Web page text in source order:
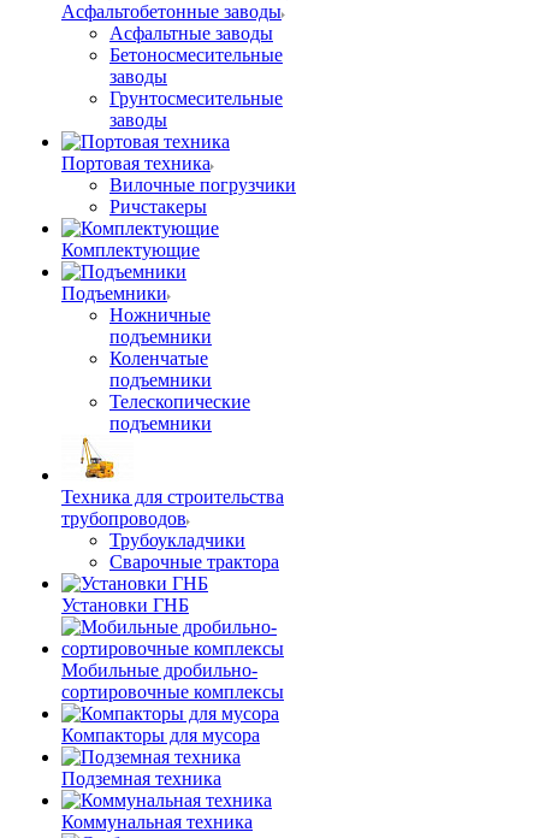
Асфальтобетонные заводы
Асфальтные заводы
Бетоносмесительные
заводы
Грунтосмесительные
заводы
Портовая техника
Вилочные погрузчики
Ричстакеры
Комплектующие
Подъемники
Ножничные
подъемники
Коленчатые
подъемники
Телескопические
подъемники
Техника для строительства
трубопроводов
Трубоукладчики
Сварочные трактора
Установки ГНБ
Мобильные дробильно-
сортировочные комплексы
Компакторы для мусора
Подземная техника
Коммунальная техника